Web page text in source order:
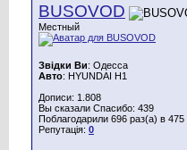
BUSOVOD
Местный
Звідки Ви: Одесса
Авто: HYUNDAI H1
Дописи: 1.808
Вы сказали Спасибо: 439
Поблагодарили 696 раз(а) в
Репутація: 0